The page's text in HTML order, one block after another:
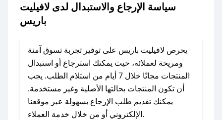
في حال عدم توفر كوبونات لمتجرك المفضل، يمكنك
مراسلتنا مباشرة وسنعمل على توفير الكوبونات في
### كيف تحصل على كوبونات خصم حصرية من
لافيليت باريس؟
للحصول على كوبونات وخصومات حصرية، قم بما
يلي:
- اضغط على أيقونة متابعة لمتجر لافيليت باريس في
سياسة الإرجاع والاستبدال لدى لافيليت
باريس
يحرص لافيليت باريس على توفير تجربة تسوق آمنة
ومريحة لعملائه، حيث يمكنك استرجاع أو استبدال
المنتجات مجانًا خلال 7 أيام من استلام الطلب. يجب
أن تكون المنتجات بحالتها الأصلية وغير مستخدمة.
يمكنك تقديم طلب الإرجاع بسهولة عبر موقعنا
الإلكتروني أو من خلال خدمة العملاء.